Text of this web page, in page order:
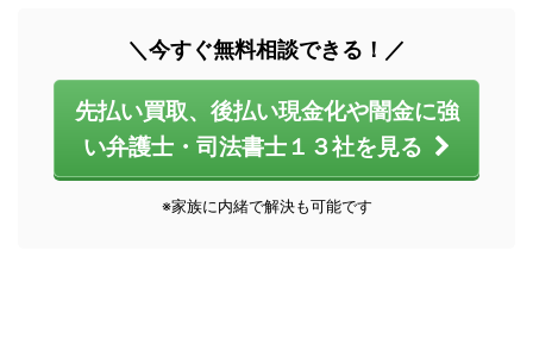
＼今すぐ無料相談できる！／
先払い買取、後払い現金化や闇金に強
い弁護士・司法書士１３社を見る
※家族に内緒で解決も可能です